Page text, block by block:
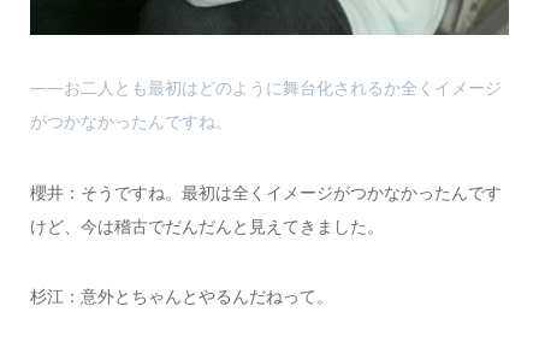
――お二人とも最初はどのように舞台化されるか全くイメージ
がつかなかったんですね。
櫻井：そうですね。最初は全くイメージがつかなかったんです
けど、今は稽古でだんだんと見えてきました。
杉江：意外とちゃんとやるんだねって。